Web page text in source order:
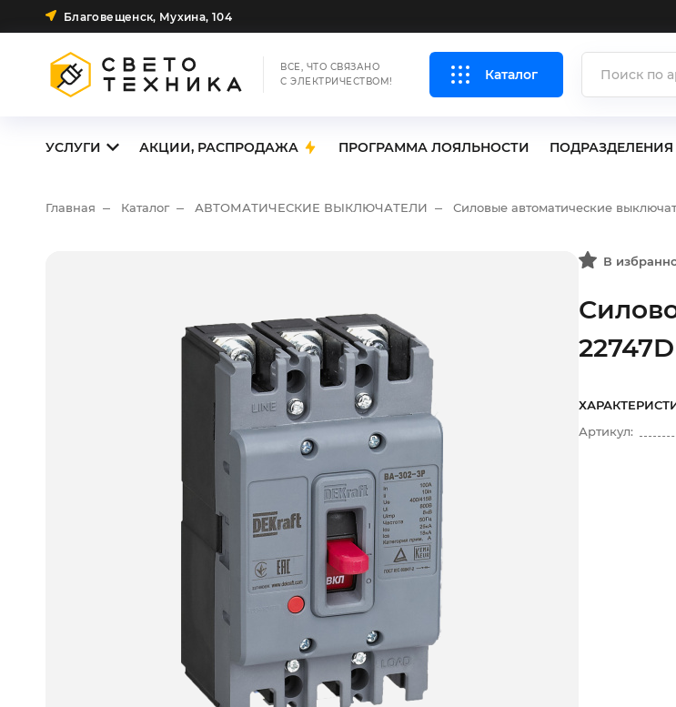
Благовещенск, Мухина, 104
ВСЕ, ЧТО СВЯЗАНО
С ЭЛЕКТРИЧЕСТВОМ!
Каталог
УСЛУГИ АКЦИИ, РАСПРОДАЖА ПРОГРАММА ЛОЯЛЬНОСТИ ПОДРАЗДЕЛЕНИЯ
Главная Каталог АВТОМАТИЧЕСКИЕ ВЫКЛЮЧАТЕЛИ Силовые автоматические
В
Артикул: